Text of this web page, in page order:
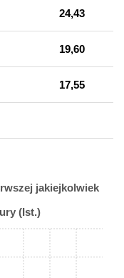
24,43
19,60
17,55
jakiejkolwiek
(Ist.)